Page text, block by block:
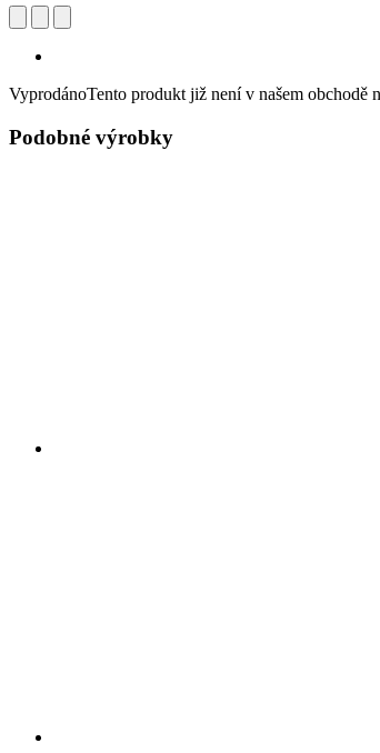
VyprodánoTento produkt již není v našem obchodě
Podobné výrobky